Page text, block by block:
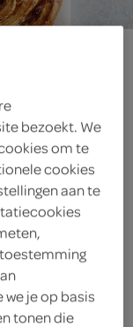
bezoekt. We
om te
cookies
aan te
je op basis
tonen die